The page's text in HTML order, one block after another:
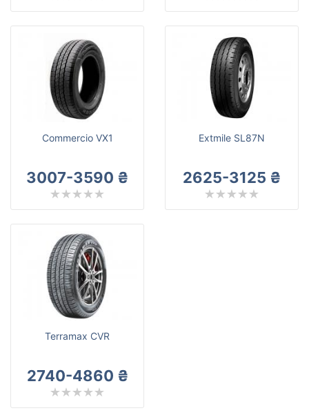
Commercio VX1
3007-3590 ₴
Extmile SL87N
2625-3125 ₴
Terramax CVR
2740-4860 ₴